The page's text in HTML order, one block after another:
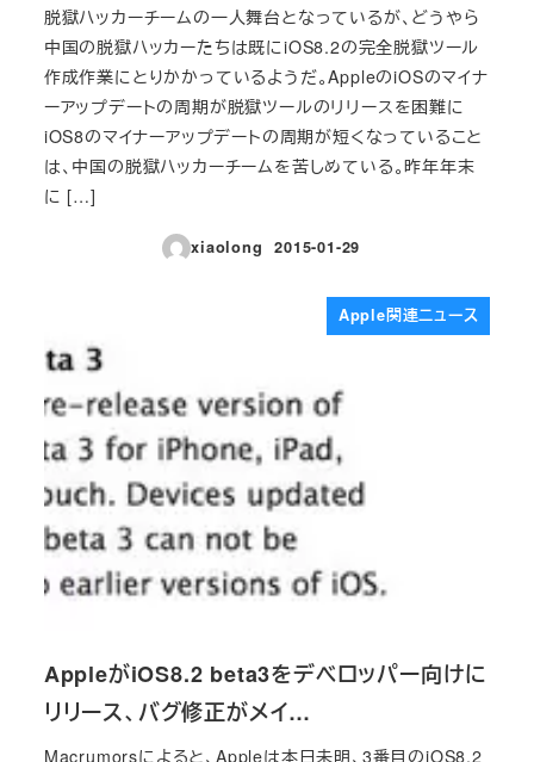
脱獄ハッカーチームの一人舞台となっているが、どうやら
中国の脱獄ハッカーたちは既にiOS8.2の完全脱獄ツール
作成作業にとりかかっているようだ。AppleのiOSのマイナ
ーアップデートの周期が脱獄ツールのリリースを困難に
iOS8のマイナーアップデートの周期が短くなっていること
は、中国の脱獄ハッカーチームを苦しめている。昨年年末
に […]
xiaolong
投稿日
2015-01-29
Apple関連ニュース
AppleがiOS8.2 beta3をデベロッパー向けに
リリース、バグ修正がメイ…
Macrumorsによると、Appleは本日未明、3番目のiOS8.2